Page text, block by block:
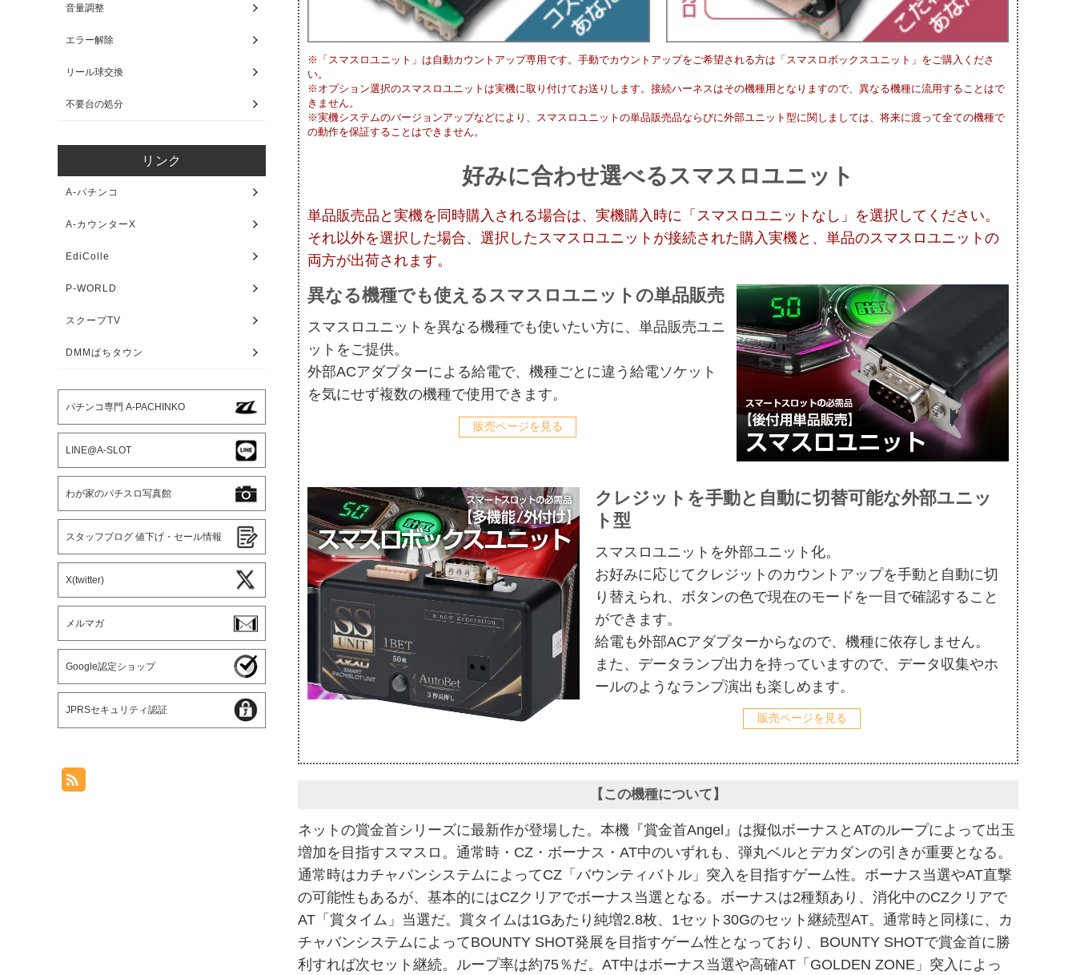
※「スマスロユニット」は自動カウントアップ専用です。手動でカウントアップをご希望される方は「スマスロボックスユニット」をご購入くださ
い。
※オプション選択のスマスロユニットは実機に取り付けてお送りします。接続ハーネスはその機種用となりますので、異なる機種に流用することはで
きません。
※実機システムのバージョンアップなどにより、スマスロユニットの単品販売品ならびに外部ユニット型に関しましては、将来に渡って全ての機種で
の動作を保証することはできません。
好みに合わせ選べるスマスロユニット
単品販売品と実機を同時購入される場合は、実機購入時に「スマスロユニットなし」を選択してください。
それ以外を選択した場合、選択したスマスロユニットが接続された購入実機と、単品のスマスロユニットの
両方が出荷されます。
異なる機種でも使えるスマスロユニットの単品販売
スマスロユニットを異なる機種でも使いたい方に、単品販売ユニ
ットをご提供。
外部ACアダプターによる給電で、機種ごとに違う給電ソケット
を気にせず複数の機種で使用できます。
販売ページを見る
クレジットを手動と自動に切替可能な外部ユニッ
ト型
スマスロユニットを外部ユニット化。
お好みに応じてクレジットのカウントアップを手動と自動に切
り替えられ、ボタンの色で現在のモードを一目で確認すること
ができます。
給電も外部ACアダプターからなので、機種に依存しません。
また、データランプ出力を持っていますので、データ収集やホ
ールのようなランプ演出も楽しめます。
販売ページを見る
【この機種について】
ネットの賞金首シリーズに最新作が登場した。本機『賞金首Angel』は擬似ボーナスとATのループによって出玉
増加を目指すスマスロ。通常時・CZ・ボーナス・AT中のいずれも、弾丸ベルとデカダンの引きが重要となる。
通常時はカチャバンシステムによってCZ「バウンティバトル」突入を目指すゲーム性。ボーナス当選やAT直撃
の可能性もあるが、基本的にはCZクリアでボーナス当選となる。ボーナスは2種類あり、消化中のCZクリアで
AT「賞タイム」当選だ。賞タイムは1Gあたり純増2.8枚、1セット30Gのセット継続型AT。通常時と同様に、カ
チャバンシステムによってBOUNTY SHOT発展を目指すゲーム性となっており、BOUNTY SHOTで賞金首に勝
利すれば次セット継続。ループ率は約75％だ。AT中はボーナス当選や高確AT「GOLDEN ZONE」突入によっ
音量調整
エラー解除
リール球交換
不要台の処分
リンク
A-パチンコ
A-カウンターX
EdiColle
P-WORLD
スクープTV
DMMぱちタウン
パチンコ専門 A-PACHINKO
LINE@A-SLOT
わが家のパチスロ写真館
スタッフブログ 値下げ・セール情報
X(twitter)
メルマガ
Google認定ショップ
JPRSセキュリティ認証